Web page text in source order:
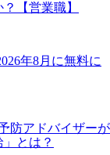
【営業職】
年8月に無料に
防アドバイザーが
とは？